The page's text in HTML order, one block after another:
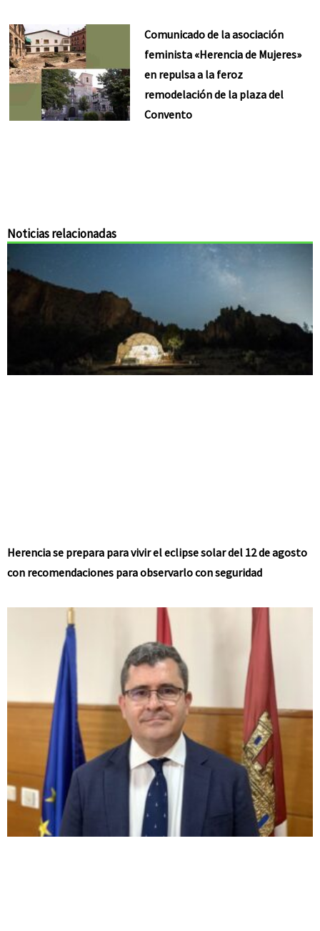
Comunicado de la asociación
feminista «Herencia de Mujeres»
en repulsa a la feroz
remodelación de la plaza del
Convento
Noticias relacionadas
Herencia se prepara para vivir el eclipse solar del 12 de agosto
con recomendaciones para observarlo con seguridad